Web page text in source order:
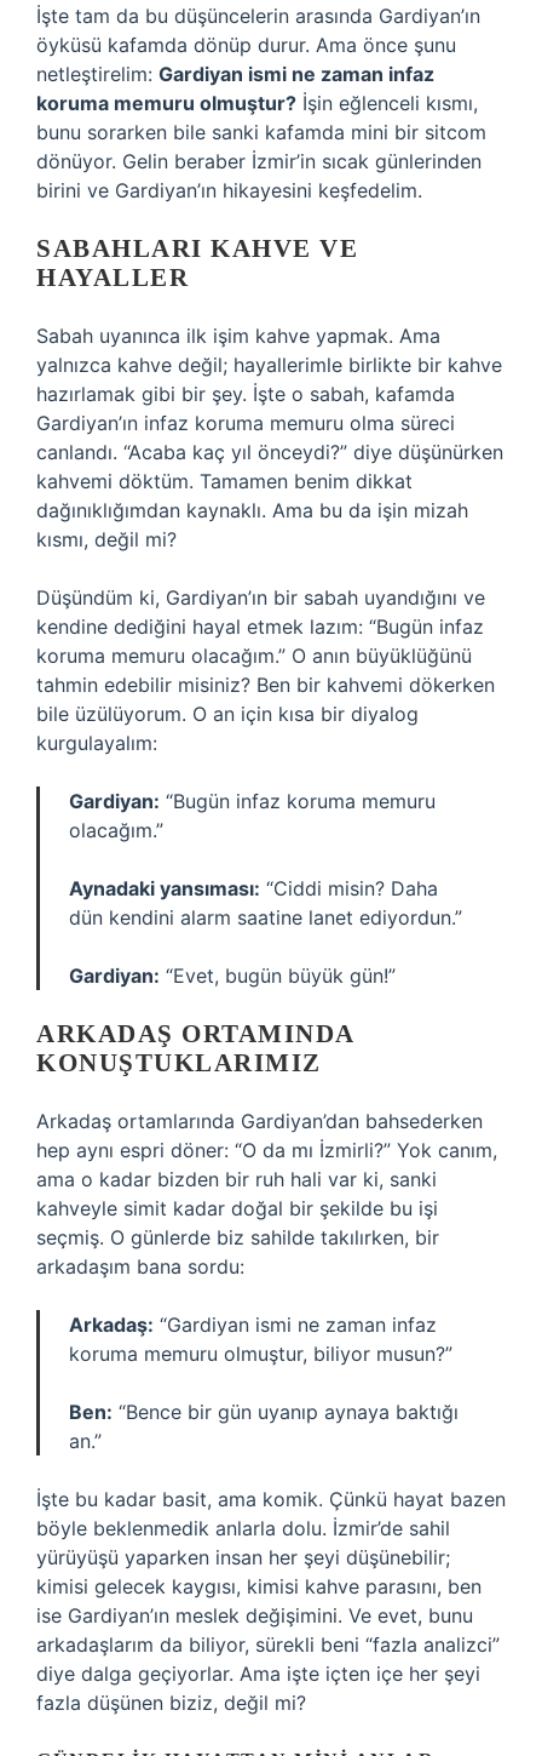
İşte tam da bu düşüncelerin arasında Gardiyan’ın
öyküsü kafamda dönüp durur. Ama önce şunu
netleştirelim: Gardiyan ismi ne zaman infaz
koruma memuru olmuştur? İşin eğlenceli kısmı,
bunu sorarken bile sanki kafamda mini bir sitcom
dönüyor. Gelin beraber İzmir’in sıcak günlerinden
birini ve Gardiyan’ın hikayesini keşfedelim.
SABAHLARI KAHVE VE
HAYALLER
Sabah uyanınca ilk işim kahve yapmak. Ama
yalnızca kahve değil; hayallerimle birlikte bir kahve
hazırlamak gibi bir şey. İşte o sabah, kafamda
Gardiyan’ın infaz koruma memuru olma süreci
canlandı. “Acaba kaç yıl önceydi?” diye düşünürken
kahvemi döktüm. Tamamen benim dikkat
dağınıklığımdan kaynaklı. Ama bu da işin mizah
kısmı, değil mi?
Düşündüm ki, Gardiyan’ın bir sabah uyandığını ve
kendine dediğini hayal etmek lazım: “Bugün infaz
koruma memuru olacağım.” O anın büyüklüğünü
tahmin edebilir misiniz? Ben bir kahvemi dökerken
bile üzülüyorum. O an için kısa bir diyalog
kurgulayalım:
Gardiyan: “Bugün infaz koruma memuru
olacağım.”
Aynadaki yansıması: “Ciddi misin? Daha
dün kendini alarm saatine lanet ediyordun.”
Gardiyan: “Evet, bugün büyük gün!”
ARKADAŞ ORTAMINDA
KONUŞTUKLARIMIZ
Arkadaş ortamlarında Gardiyan’dan bahsederken
hep aynı espri döner: “O da mı İzmirli?” Yok canım,
ama o kadar bizden bir ruh hali var ki, sanki
kahveyle simit kadar doğal bir şekilde bu işi
seçmiş. O günlerde biz sahilde takılırken, bir
arkadaşım bana sordu:
Arkadaş: “Gardiyan ismi ne zaman infaz
koruma memuru olmuştur, biliyor musun?”
Ben: “Bence bir gün uyanıp aynaya baktığı
an.”
İşte bu kadar basit, ama komik. Çünkü hayat bazen
böyle beklenmedik anlarla dolu. İzmir’de sahil
yürüyüşü yaparken insan her şeyi düşünebilir;
kimisi gelecek kaygısı, kimisi kahve parasını, ben
ise Gardiyan’ın meslek değişimini. Ve evet, bunu
arkadaşlarım da biliyor, sürekli beni “fazla analizci”
diye dalga geçiyorlar. Ama işte içten içe her şeyi
fazla düşünen biziz, değil mi?